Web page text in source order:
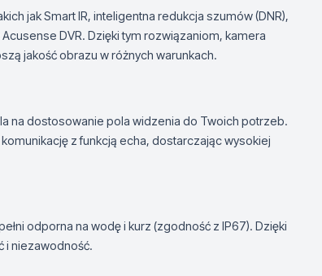
jak Smart IR, inteligentna redukcja szumów (DNR),
DVR. Dzięki tym rozwiązaniom, kamera
jakość obrazu w różnych warunkach.
na dostosowanie pola widzenia do Twoich potrzeb.
z funkcją echa, dostarczając wysokiej
odporna na wodę i kurz (zgodność z IP67). Dzięki
i niezawodność.